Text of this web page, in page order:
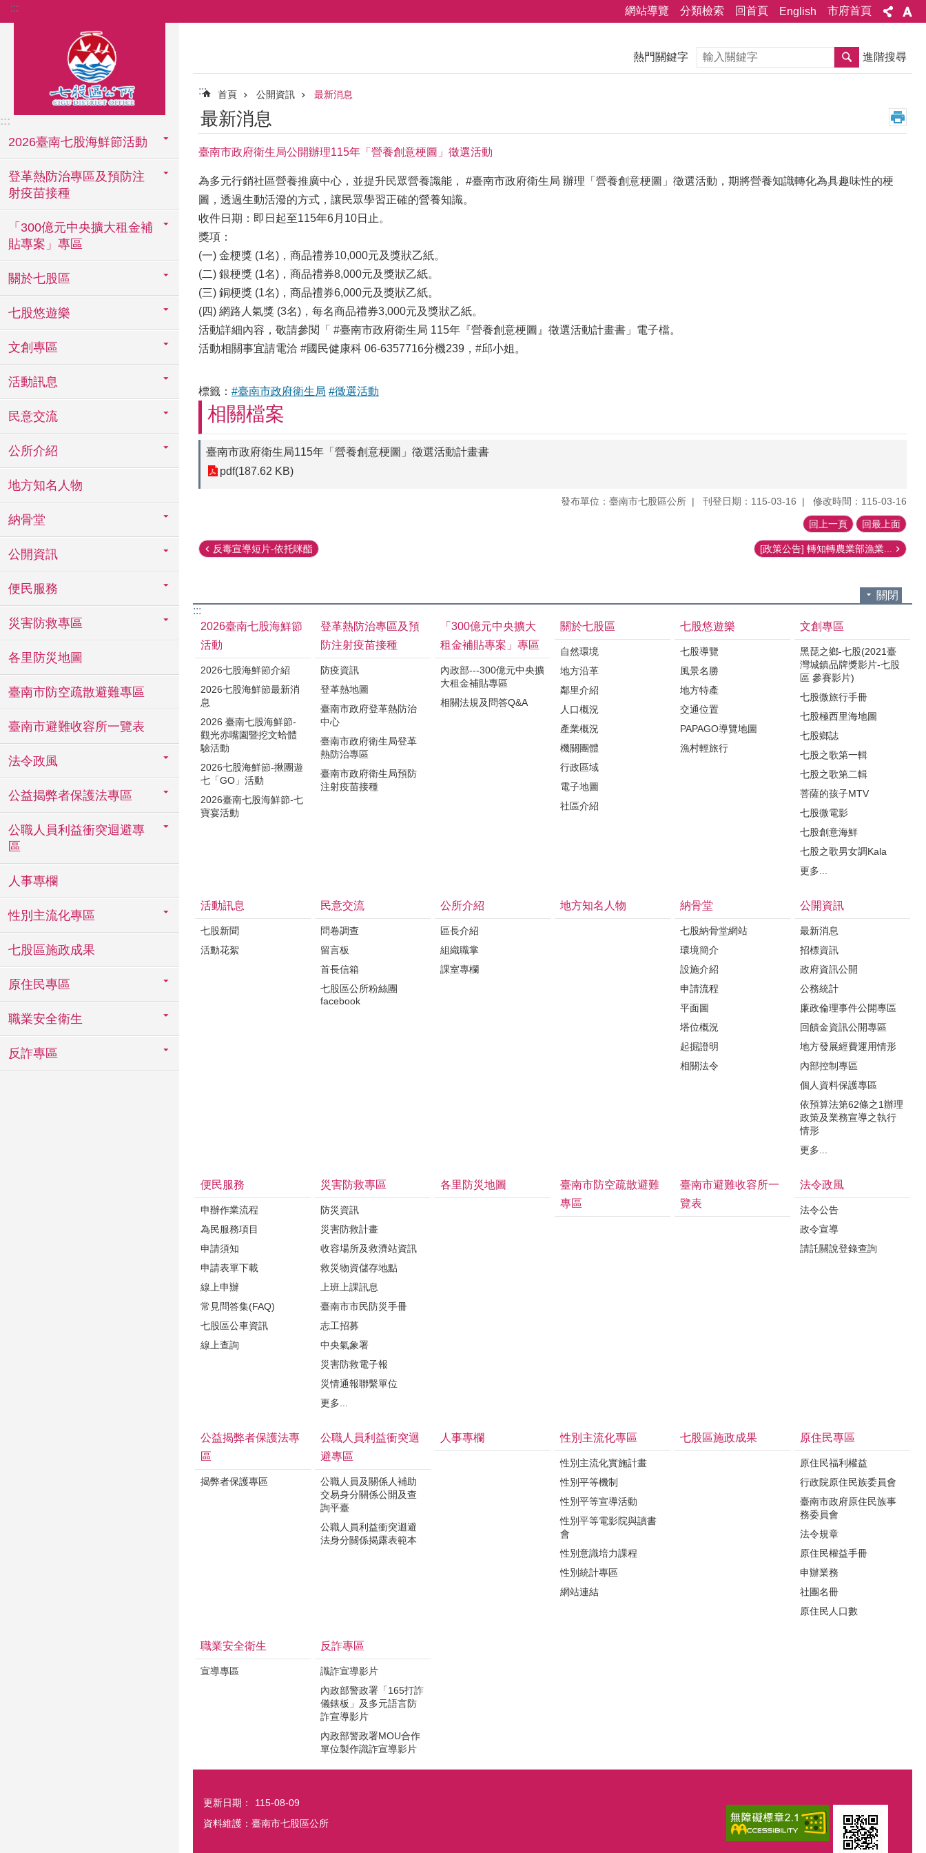
跳到主要內容區塊
::: 網站導覽 分類檢索 回首頁 English 市府首頁
:::
2026臺南七股海鮮節活動
登革熱防治專區及預防注
射疫苗接種
「300億元中央擴大租金補
貼專案」專區
關於七股區
七股悠遊樂
文創專區
活動訊息
民意交流
公所介紹
地方知名人物
納骨堂
公開資訊
便民服務
災害防救專區
各里防災地圖
臺南市防空疏散避難專區
臺南市避難收容所一覽表
法令政風
公益揭弊者保護法專區
公職人員利益衝突迴避專
區
人事專欄
性別主流化專區
七股區施政成果
原住民專區
職業安全衛生
反詐專區
熱門關鍵字 搜尋 進階搜尋
::: 首頁 公開資訊 最新消息
最新消息
臺南市政府衛生局公開辦理115年「營養創意梗圖」徵選活動
為多元行銷社區營養推廣中心，並提升民眾營養識能， #臺南市政府衛生局 辦理「營養創意梗圖」徵選活動，期將營養知識轉化為具趣味性的梗
圖，透過生動活潑的方式，讓民眾學習正確的營養知識。
收件日期：即日起至115年6月10日止。
獎項：
(一) 金梗獎 (1名)，商品禮券10,000元及獎狀乙紙。
(二) 銀梗獎 (1名)，商品禮券8,000元及獎狀乙紙。
(三) 銅梗獎 (1名)，商品禮券6,000元及獎狀乙紙。
(四) 網路人氣獎 (3名)，每名商品禮券3,000元及獎狀乙紙。
活動詳細內容，敬請參閱「 #臺南市政府衛生局 115年『營養創意梗圖』徵選活動計畫書」電子檔。
活動相關事宜請電洽 #國民健康科 06-6357716分機239，#邱小姐。
標籤： #臺南市政府衛生局 #徵選活動
相關檔案
臺南市政府衛生局115年「營養創意梗圖」徵選活動計畫書
pdf(187.62 KB)
發布單位：臺南市七股區公所 刊登日期：115-03-16 修改時間：115-03-16
回上一頁 回最上面
反毒宣導短片-依托咪酯 [政策公告] 轉知轉農業部漁業...
關閉
:::
2026臺南七股海鮮節
活動
2026七股海鮮節介紹
2026七股海鮮節最新消
息
2026 臺南七股海鮮節-
觀光赤嘴園暨挖文蛤體
驗活動
2026七股海鮮節-揪團遊
七「GO」活動
2026臺南七股海鮮節-七
寶宴活動
登革熱防治專區及預
防注射疫苗接種
防疫資訊
登革熱地圖
臺南市政府登革熱防治
中心
臺南市政府衛生局登革
熱防治專區
臺南市政府衛生局預防
注射疫苗接種
「300億元中央擴大
租金補貼專案」專區
內政部---300億元中央擴
大租金補貼專區
相關法規及問答Q&A
關於七股區
自然環境
地方沿革
鄰里介紹
人口概況
產業概況
機關團體
行政區域
電子地圖
社區介紹
七股悠遊樂
七股導覽
風景名勝
地方特產
交通位置
PAPAGO導覽地圖
漁村輕旅行
文創專區
黑琵之鄉-七股(2021臺
灣城鎮品牌獎影片-七股
區 參賽影片)
七股微旅行手冊
七股極西里海地圖
七股鄉誌
七股之歌第一輯
七股之歌第二輯
菩薩的孩子MTV
七股微電影
七股創意海鮮
七股之歌男女調Kala
更多...
活動訊息
七股新聞
活動花絮
民意交流
問卷調查
留言板
首長信箱
七股區公所粉絲團
facebook
公所介紹
區長介紹
組織職掌
課室專欄
地方知名人物 納骨堂
七股納骨堂網站
環境簡介
設施介紹
申請流程
平面圖
塔位概況
起掘證明
相關法令
公開資訊
最新消息
招標資訊
政府資訊公開
公務統計
廉政倫理事件公開專區
回饋金資訊公開專區
地方發展經費運用情形
內部控制專區
個人資料保護專區
依預算法第62條之1辦理
政策及業務宣導之執行
情形
更多...
便民服務
申辦作業流程
為民服務項目
申請須知
申請表單下載
線上申辦
常見問答集(FAQ)
七股區公車資訊
線上查詢
災害防救專區
防災資訊
災害防救計畫
收容場所及救濟站資訊
救災物資儲存地點
上班上課訊息
臺南市市民防災手冊
志工招募
中央氣象署
災害防救電子報
災情通報聯繫單位
更多...
各里防災地圖
臺南市防空疏散避難
專區
臺南市避難收容所一
覽表
法令政風
法令公告
政令宣導
請託關說登錄查詢
公益揭弊者保護法專
區
揭弊者保護專區
公職人員利益衝突迴
避專區
公職人員及關係人補助
交易身分關係公開及查
詢平臺
公職人員利益衝突迴避
法身分關係揭露表範本
人事專欄 性別主流化專區
性別主流化實施計畫
性別平等機制
性別平等宣導活動
性別平等電影院與讀書
會
性別意識培力課程
性別統計專區
網站連結
七股區施政成果 原住民專區
原住民福利權益
行政院原住民族委員會
臺南市政府原住民族事
務委員會
法令規章
原住民權益手冊
申辦業務
社團名冊
原住民人口數
職業安全衛生
宣導專區
反詐專區
識詐宣導影片
內政部警政署「165打詐
儀錶板」及多元語言防
詐宣導影片
內政部警政署MOU合作
單位製作識詐宣導影片
更新日期：
115-08-09
資料維護：臺南市七股區公所